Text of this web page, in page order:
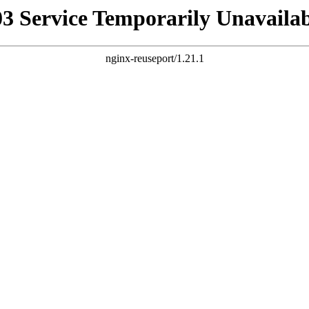
Service Temporarily
nginx-reuseport/1.21.1